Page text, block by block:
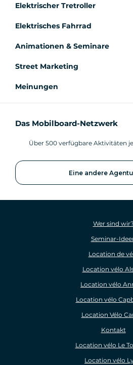
Elektrischer Tretroller
Elektrisches Fahrrad
Animationen & Seminare
Street Marketing
Meinungen
Das Mobilboard-Netzwerk
Über 500 verfügbare Aktivitäten
Eine andere
Wer sind wir?
Seminar-
Location de
Location vélo
Location vélo
Location vélo
Location Vélo
Kontakt
Location vélo Le
Location vélo